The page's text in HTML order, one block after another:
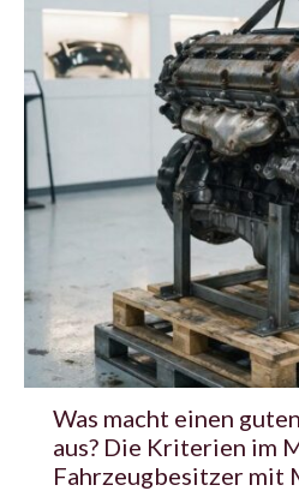
Was macht einen
aus? Die Kriterien im
Fahrzeugbesitzer mit